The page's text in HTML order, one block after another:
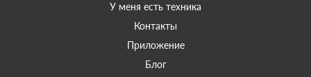
У меня есть техника
Контакты
Приложение
Блог